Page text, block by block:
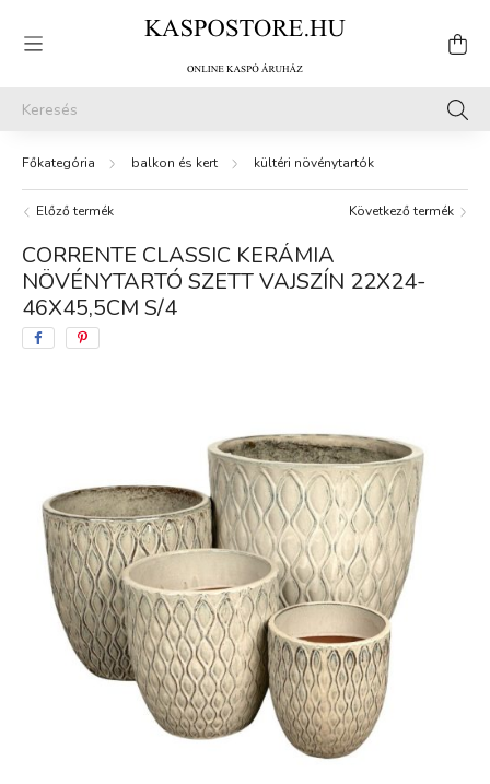
balkon és kert kültéri növénytartók
Előző termék Következő termék
CORRENTE CLASSIC KERÁMIA
NÖVÉNYTARTÓ SZETT VAJSZÍN 22X24-
46X45,5CM S/4